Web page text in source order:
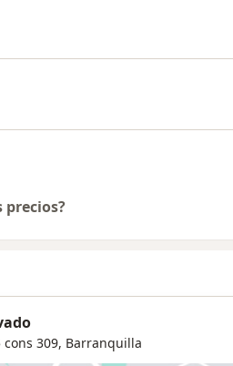
precios?
309, Barranquilla